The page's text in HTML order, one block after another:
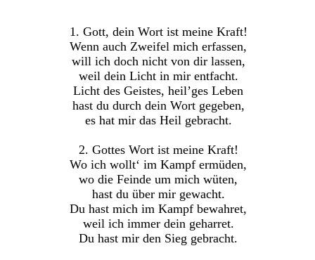
1. Gott, dein Wort ist meine Kraft!
Wenn auch Zweifel mich erfassen,
will ich doch nicht von dir lassen,
weil dein Licht in mir entfacht.
Licht des Geistes, heil’ges Leben
hast du durch dein Wort gegeben,
es hat mir das Heil gebracht.
2. Gottes Wort ist meine Kraft!
Wo ich wollt‘ im Kampf ermüden,
wo die Feinde um mich wüten,
hast du über mir gewacht.
Du hast mich im Kampf bewahret,
weil ich immer dein geharret.
Du hast mir den Sieg gebracht.